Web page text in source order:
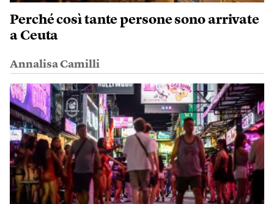
Perché così tante persone sono arrivate
a Ceuta
Annalisa Camilli